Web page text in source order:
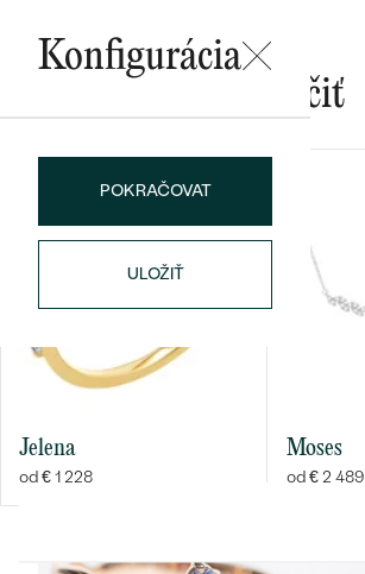
Bestsellery
OBJAVIŤ
Konfigurácia
POKRAČOVAT
ULOŽIŤ
Mohlo by sa vám páčiť
Jelena
od € 1 228
Moses
od € 2 489